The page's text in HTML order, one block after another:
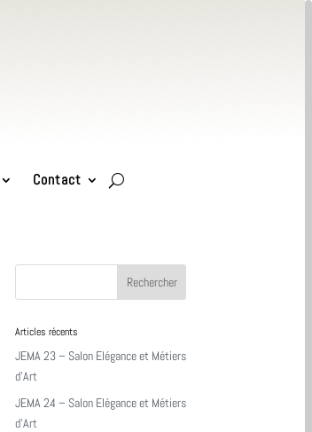
Contact
Articles récents
JEMA 23 – Salon Elégance et Métiers
d’Art
JEMA 24 – Salon Elégance et Métiers
d’Art